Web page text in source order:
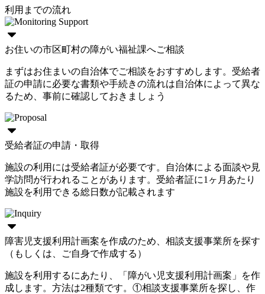
利用までの流れ
お住いの市区町村の障がい福祉課へご相談
まずはお住まいの自治体でご相談をおすすめします。受給者
証の申請に必要な書類や手続きの流れは自治体によって異な
るため、事前に確認しておきましょう
受給者証の申請・取得
施設の利用には受給者証が必要です。自治体による面談や見
学訪問が行われることがあります。受給者証に1ヶ月あたり
施設を利用できる総日数が記載されます
障害児支援利用計画案を作成のため、相談支援事業所を探す
（もしくは、ご自身で作成する）
施設を利用するにあたり、「障がい児支援利用計画案」を作
成します。方法は2種類です。①相談支援事業所を探し、作